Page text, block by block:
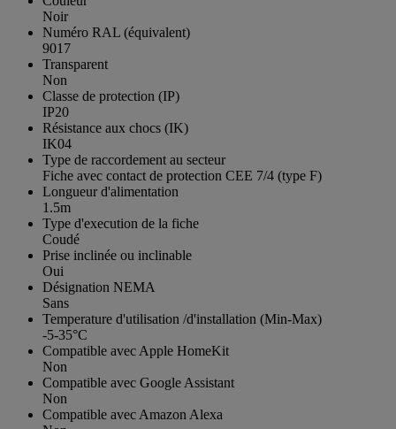
Noir
Numéro RAL (équivalent)
9017
Transparent
Non
Classe de protection (IP)
IP20
Résistance aux chocs (IK)
IK04
Type de raccordement au secteur
Fiche avec contact de protection CEE 7/4 (type F)
Longueur d'alimentation
1.5m
Type d'execution de la fiche
Coudé
Prise inclinée ou inclinable
Oui
Désignation NEMA
Sans
Temperature d'utilisation /d'installation (Min-Max)
-5-35°C
Compatible avec Apple HomeKit
Non
Compatible avec Google Assistant
Non
Compatible avec Amazon Alexa